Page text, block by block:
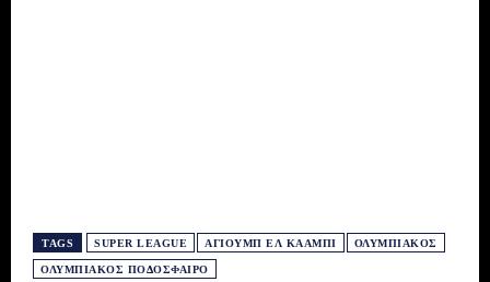
TAGS SUPER LEAGUE ΑΓΙΟΎΜΠ ΕΛ ΚΑΑΜΠΊ ΟΛΥΜΠΙΑΚΌΣ
ΟΛΥΜΠΙΑΚΌΣ ΠΟΔΌΣΦΑΙΡΟ